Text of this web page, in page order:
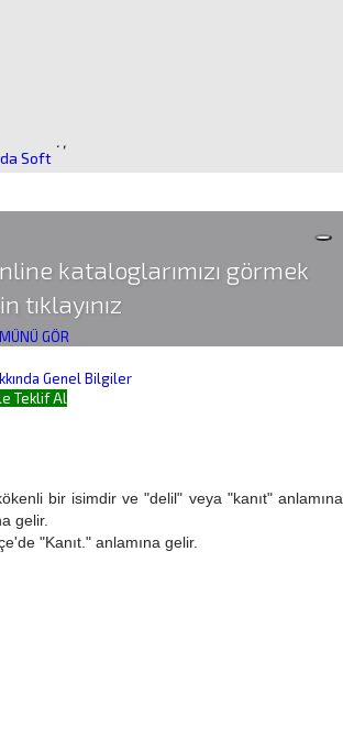
. ,
kataloglarımızı görmek
tıklayınız
GÖR
Genel Bilgiler
Teklif Al
bir isimdir ve "delil" veya "kanıt" anlamına
gelir.
"Kanıt." anlamına gelir.